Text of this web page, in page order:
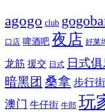
agogo club
口店 啤酒吧 夜店 好莱
龙筋 援交 日式 日式
暗黑团 桑拿 步行街
澳门 牛仔街 牛郎 玩